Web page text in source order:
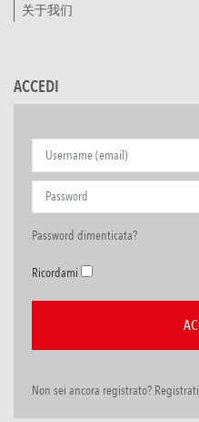
关于我们
ACCEDI
Password dimenticata?
Ricordami
Non sei ancora registrato? Registrati